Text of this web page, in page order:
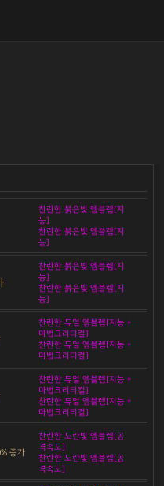
찬란한 붉은빛 엠블렘[지
능]
찬란한 붉은빛 엠블렘[지
능]
찬란한 붉은빛 엠블렘[지
능]
찬란한 붉은빛 엠블렘[지
능]
찬란한 듀얼 엠블렘[지능 +
마법크리티컬]
찬란한 듀얼 엠블렘[지능 +
마법크리티컬]
찬란한 듀얼 엠블렘[지능 +
마법크리티컬]
찬란한 듀얼 엠블렘[지능 +
마법크리티컬]
증가
찬란한 노란빛 엠블렘[공
격속도]
찬란한 노란빛 엠블렘[공
격속도]